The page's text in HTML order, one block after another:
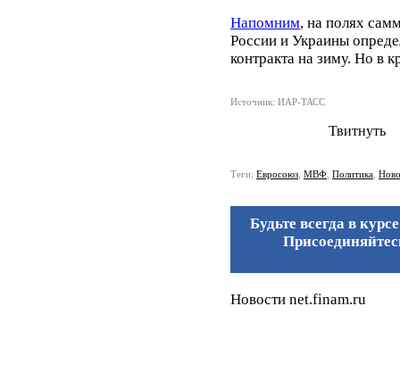
Напомним, на полях
России и Украины
контракта на зиму. Но в
Источник: ИАР-ТАСС
Твитнуть
Теги: Евросоюз МВФ Политика
Будьте всегда в
Новости net.finam.ru